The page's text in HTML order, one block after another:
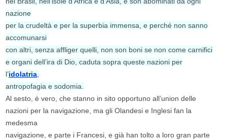
nazione
per la crudeltà e per la superbia immensa, e perché non sanno
accomunarsi
con altri, senza affliger quelli, non son boni se non come carnifici
e organi dell’ira di Dio, caduta sopra queste nazioni per
l’idolatria,
antropofagia e sodomia.
Al sesto, è vero, che stanno in sito opportuno all’union delle
nazioni per la navigazione, ma gli Olandesi e Inglesi fan la
medesma
navigazione, e parte i Francesi, e già han tolto a loro gran parte